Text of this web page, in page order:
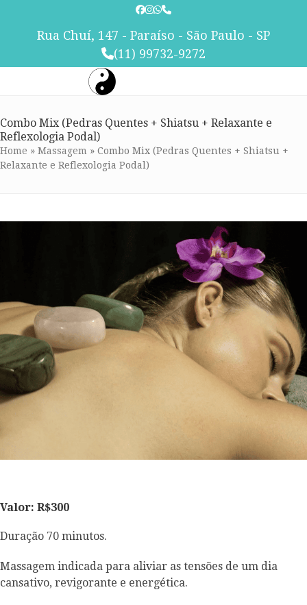
contentRua Chuí, 147 - Paraíso - São Paulo - SP
(11) 99732-9272
Combo Mix (Pedras Quentes + Shiatsu + Relaxante e
Reflexologia Podal)
Home » Massagem » Combo Mix (Pedras Quentes + Shiatsu +
Relaxante e Reflexologia Podal)
Valor: R$300
Duração 70 minutos.
Massagem indicada para aliviar as tensões de um dia
cansativo, revigorante e energética.